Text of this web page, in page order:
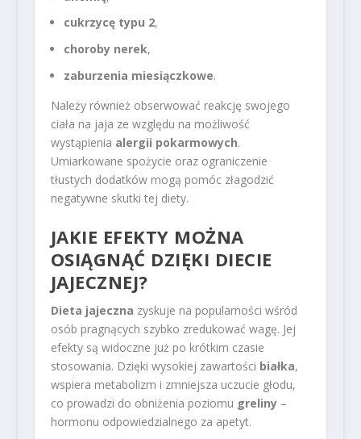
cukrzycę typu 2,
choroby nerek,
zaburzenia miesiączkowe.
Należy również obserwować reakcję swojego
ciała na jaja ze względu na możliwość
wystąpienia alergii pokarmowych.
Umiarkowane spożycie oraz ograniczenie
tłustych dodatków mogą pomóc złagodzić
negatywne skutki tej diety.
JAKIE EFEKTY MOŻNA
OSIĄGNĄĆ DZIĘKI DIECIE
JAJECZNEJ?
Dieta jajeczna zyskuje na popularności wśród
osób pragnących szybko zredukować wagę. Jej
efekty są widoczne już po krótkim czasie
stosowania. Dzięki wysokiej zawartości białka,
wspiera metabolizm i zmniejsza uczucie głodu,
co prowadzi do obniżenia poziomu greliny–
hormonu odpowiedzialnego za apetyt.